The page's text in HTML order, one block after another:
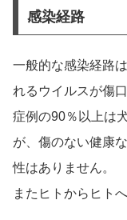
感染経路
一般的な感染経路
れるウイルスが傷
症例の90％以上は
が、傷のない健康
性はありません。
またヒトからヒト